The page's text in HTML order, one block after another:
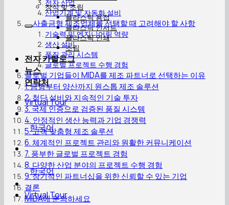
장식 및 조립
플라스틱 용접
플라스틱 인서트
플라스틱 인쇄
조립
전자 카탈로그
뉴스
연락처
Virtual Tour
한국어
한국어
Virtual Tour
전자 산업
산업기계 및 자동화 설비
사출금형 제조업체를 선택할 때 고려해야 할 사항
기술력 및 엔지니어링 역량
생산 설비
품질 관리 시스템
글로벌 프로젝트 수행 경험
글로벌 기업들이 MIDA를 제조 파트너로 선택하는 이유
1. 금형부터 양산까지 원스톱 제조 솔루션
2. 첨단 설비와 지속적인 기술 투자
3. 국제 인증으로 검증된 품질 시스템
4. 안정적인 생산 능력과 기업 경쟁력
5. 고객 맞춤형 제조 솔루션
6. 체계적인 프로젝트 관리와 원활한 커뮤니케이션
7. 풍부한 글로벌 프로젝트 경험
8. 다양한 산업 분야의 프로젝트 수행 경험
9. 장기적인 파트너십을 위한 신뢰할 수 있는 기업
결론
MIDA에 문의하세요